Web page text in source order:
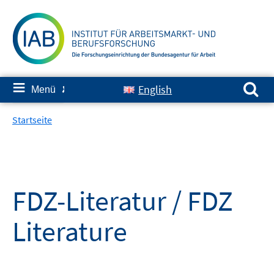
zum
Inhalt
≡ Menü ✘ English
Suchen nach:
Startseite
FDZ-Literatur / FDZ
Literature